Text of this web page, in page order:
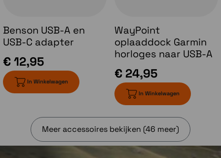
Verbeter je prestaties met gerichte
krachttrainingsplannen en sportspecifieke
workouts voor alle soorten atleten.
Kennis is macht
Begin elke dag met een aanpasbaar
ochtendrapport waarin je een overzicht krijgt
Benson USB-A en
USB-C adapter
€ 12,95
In Winkelwagen
WayPoint
oplaaddock Garmin
horloges naar USB-A
€ 24,95
In Winkelwagen
Meer accessoires bekijken (46 meer)